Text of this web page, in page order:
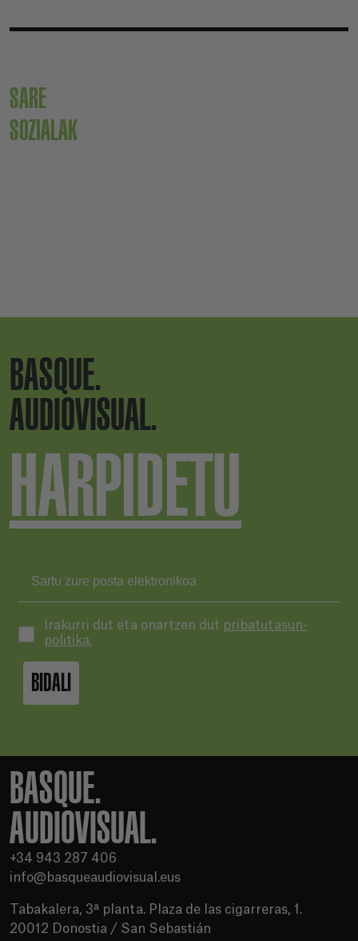
SARE
SOZIALAK
BASQUE.
AUDIOVISUAL.
HARPIDETU
Irakurri dut eta onartzen dut pribatutasun-
politika.
BIDALI
BASQUE.
AUDIOVISUAL.
+34 943 287 406
info@basqueaudiovisual.eus
Tabakalera, 3ª planta. Plaza de las cigarreras, 1.
20012 Donostia / San Sebastián